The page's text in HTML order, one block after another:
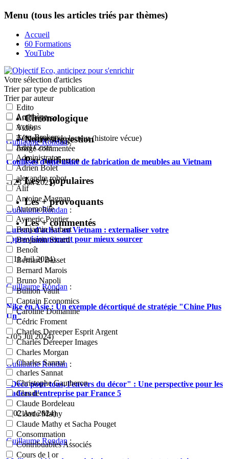
Menu (tous les articles triés par thèmes)
Accueil
60 Formations
YouTube
Votre sélection d'articles
Trier par type de publication
Edito
Article perso
Vidéo
Témoignage de lecteur (histoire vécue)
Image commentée
Trier par auteur
Acrithène
Actions
Actu-Brokers
Adel Costa
Administrator
Adrien Bolet
alexandre robot
Alif
Antoine Magnan
Automobile
Aymeric Pontier
Benjamin Aubert
Benjamin Sicard
Benoît
Bernard Basset
Bernard Marois
Bruno Napoli
Bullion Vault
Captain Economics
Caroline Domanine
Cédric Froment
Charles Dereeper Esprit Argent
Charles Dereeper Images
Charles Morgan
Charles Sannat
charles Sannat
Christophe Gautheron
Claude
Claude Bordeleau
Claude Mathy
Claude Mathy et Sacha Pouget
Consommation
Contribuables Associés
Cours de l or
Chronologique
Notre suggestion
Par audience
Les + populaires
Les + provoquants
Les + commentés
Guillaume Rondan:
Coulisses d'une usine de fabrication de meubles au Vietnam
- (23 Jan 2025)
Guillaume Rondan :
Bureau d'achat au Vietnam : externaliser votre
approvisionnement pour mieux sourcer
- (11 Juil 2024)
Guillaume Rondan :
Nike en Asie : Un exemple décortiqué de stratégie "Chine Plus
Un"
- (05 Jui 2024)
Guillaume Rondan :
"Déco pour tous, l'envers du décor" : Une perspective pour les
leaders d'entreprise par France 5
- (02 Avr 2024)
Guillaume Rondan :